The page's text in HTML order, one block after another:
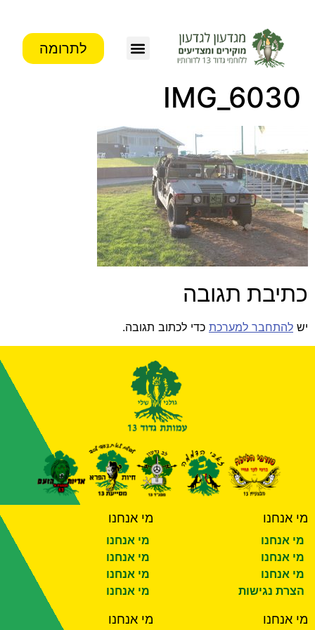
לתרומה
IMG_6030
כתיבת תגובה
יש להתחבר למערכת כדי לכתוב תגובה.
מי אנחנו
מי אנחנו
מי אנחנו
מי אנחנו
הצרת נגישות
מי אנחנו
מי אנחנו
מי אנחנו
מי אנחנו
מי אנחנו
מי אנחנו מי אנחנו